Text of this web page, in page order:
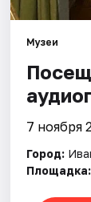
Музеи
7 ноября
Город:
Площадка: